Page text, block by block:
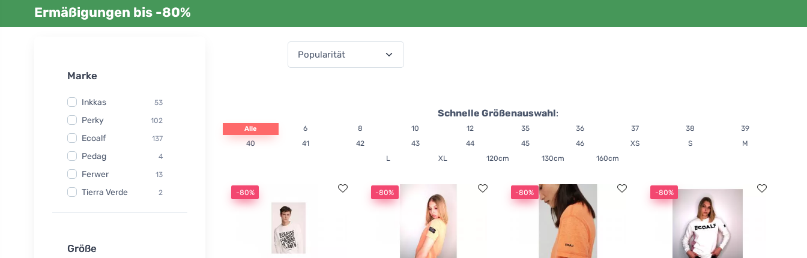
Ermäßigungen bis -80%
Marke
Inkkas 53
Perky 102
Ecoalf 137
Pedag 4
Ferwer 13
Tierra Verde 2
Watersavers
Yuuki
Größe
Schnelle Größenauswahl:
Alle 6 8 10 12 35 36 37 38
39
40
41 42 43 44 45 46 XS S
M
L
XL 120cm 130cm 160cm
-80% -80% -80% -80%